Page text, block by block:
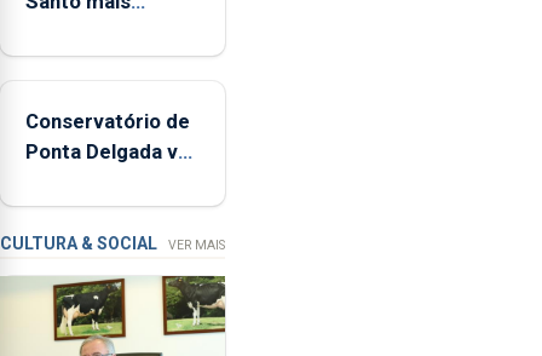
e
inspeções
relacionadas
a
apanha
ilegal
lapas
Conservatório de
Ponta Delgada vai
instrumentos
CULTURA & SOCIAL VER MAIS